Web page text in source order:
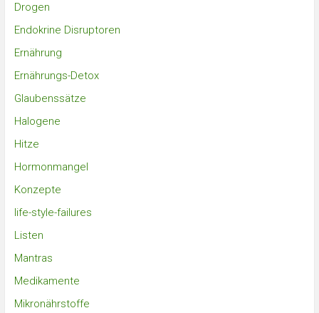
Drogen
Endokrine Disruptoren
Ernährung
Ernährungs-Detox
Glaubenssätze
Halogene
Hitze
Hormonmangel
Konzepte
life-style-failures
Listen
Mantras
Medikamente
Mikronährstoffe